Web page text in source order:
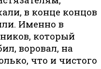
в конце концов
Именно в
который
воровал, на
что и чистого